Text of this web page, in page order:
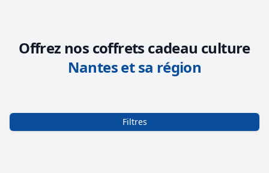
Offrez nos coffrets cadeau culture
Nantes et sa région
Filtres